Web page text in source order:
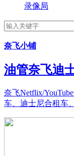
录像局
奈飞小铺
油管奈飞迪
奈飞Netflix/
车、迪士尼合租车